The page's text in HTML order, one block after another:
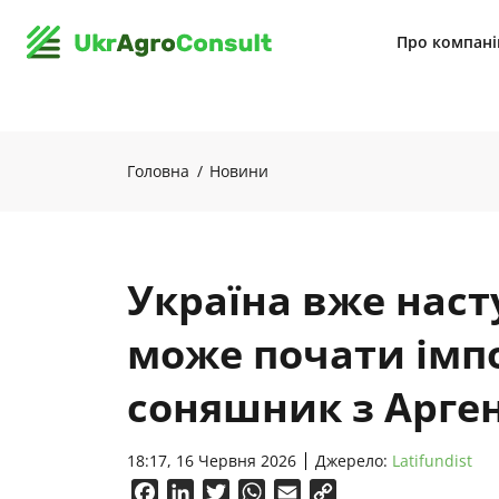
Про
Головна Новини
Україна вже
може почати
соняшник з
18:17, 16 Червня 2026 Джерело: Latifundist
FacebookLinkedInTwitterWhatsApp
Email